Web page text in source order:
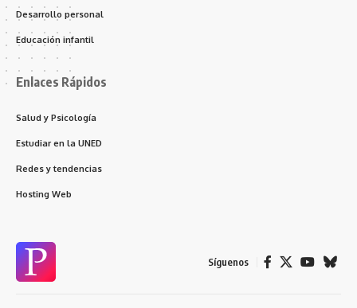
Desarrollo personal
Educación infantil
Enlaces Rápidos
Salud y Psicología
Estudiar en la UNED
Redes y tendencias
Hosting Web
Síguenos